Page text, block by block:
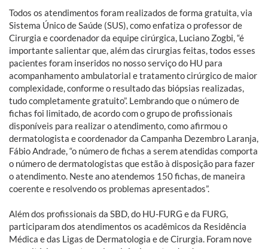
Todos os atendimentos foram realizados de forma gratuita, via
Sistema Único de Saúde (SUS), como enfatiza o professor de
Cirurgia e coordenador da equipe cirúrgica, Luciano Zogbi, “é
importante salientar que, além das cirurgias feitas, todos esses
pacientes foram inseridos no nosso serviço do HU para
acompanhamento ambulatorial e tratamento cirúrgico de maior
complexidade, conforme o resultado das biópsias realizadas,
tudo completamente gratuito”. Lembrando que o número de
fichas foi limitado, de acordo com o grupo de profissionais
disponíveis para realizar o atendimento, como afirmou o
dermatologista e coordenador da Campanha Dezembro Laranja,
Fábio Andrade, “o número de fichas a serem atendidas comporta
o número de dermatologistas que estão à disposição para fazer
o atendimento. Neste ano atendemos 150 fichas, de maneira
coerente e resolvendo os problemas apresentados”.
Além dos profissionais da SBD, do HU-FURG e da FURG,
participaram dos atendimentos os acadêmicos da Residência
Médica e das Ligas de Dermatologia e de Cirurgia. Foram nove